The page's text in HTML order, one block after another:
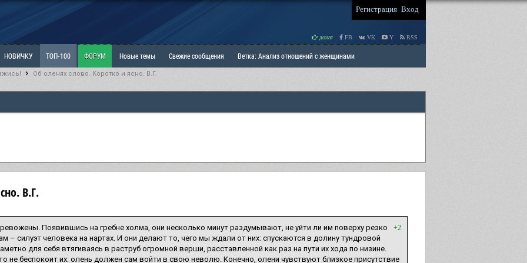
Регистрация Вход
донат FB VK Y RSS
НОВИЧКУ ТОП-100 ФОРУМ Новые темы Свежие сообщения Ветка: Анализ отношений с женщинами
РАЗДЕЛ: Мы и Женщины
Об оленях слово. Коротко и ясно. В.Г.
В.Г.
+2
Появившись на гребне холма, они несколько минут раздумывают, не уйти ли им поверху резко
– силуэт человека на нартах. И они делают то, чего мы ждали от них: спускаются в долину тундровой
для себя втягиваясь в раструб огромной верши, расставленной как раз на пути их хода по низине.
не беспокоит их: олень должен сам войти в свою неволю. Конечно, олени чувствуют близкое присутствие